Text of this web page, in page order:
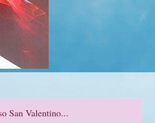
San Valentino...